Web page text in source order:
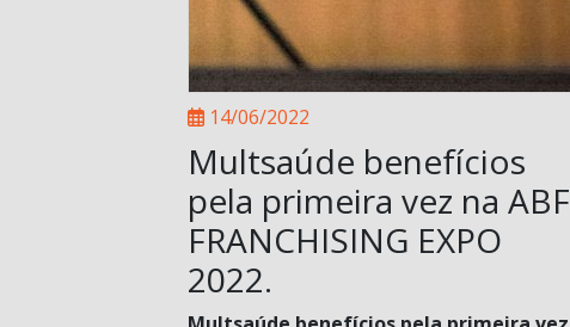
14/06/2022
Multsaúde benefícios
pela primeira vez na ABF
FRANCHISING EXPO
2022.